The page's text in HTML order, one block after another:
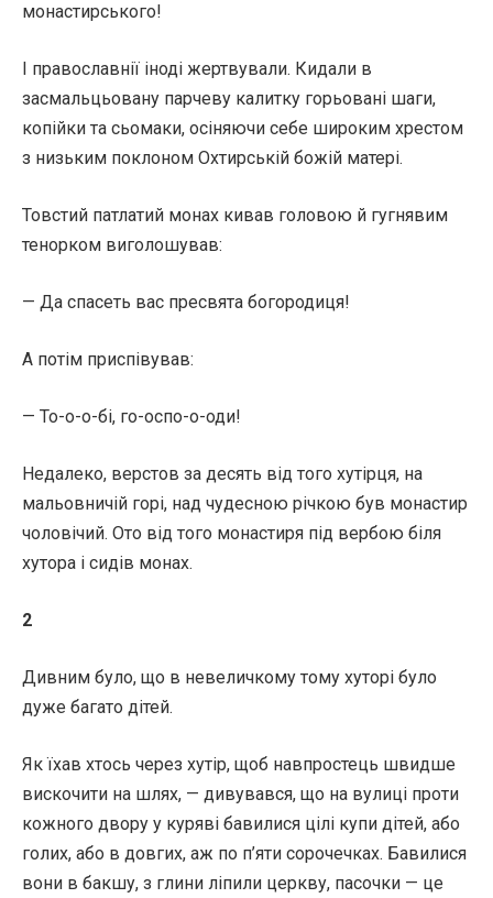
монастирського!
І православнії іноді жертвували. Кидали в
засмальцьовану парчеву калитку горьовані шаги,
копійки та сьомаки, осіняючи себе широким хрестом
з низьким поклоном Охтирській божій матері.
Товстий патлатий монах кивав головою й гугнявим
тенорком виголошував:
— Да спасеть вас пресвята богородиця!
А потім приспівував:
— То-о-о-бі, го-оспо-о-оди!
Недалеко, верстов за десять від того хутірця, на
мальовничій горі, над чудесною річкою був монастир
чоловічий. Ото від того монастиря під вербою біля
хутора і сидів монах.
2
Дивним було, що в невеличкому тому хуторі було
дуже багато дітей.
Як їхав хтось через хутір, щоб навпростець швидше
вискочити на шлях, — дивувався, що на вулиці проти
кожного двору у куряві бавилися цілі купи дітей, або
голих, або в довгих, аж по п’яти сорочечках. Бавилися
вони в бакшу, з глини ліпили церкву, пасочки — це